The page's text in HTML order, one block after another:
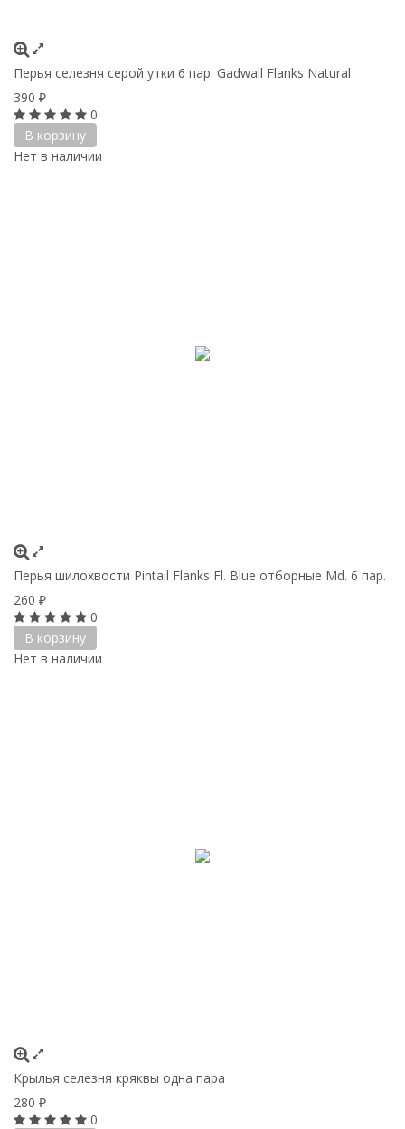
Перья селезня серой утки 6 пар. Gadwall Flanks Natural
390 ₽
0
В корзину
Нет в наличии
Перья шилохвости Pintail Flanks Fl. Blue отборные Md. 6 пар.
260 ₽
0
В корзину
Нет в наличии
Крылья селезня кряквы одна пара
280 ₽
0